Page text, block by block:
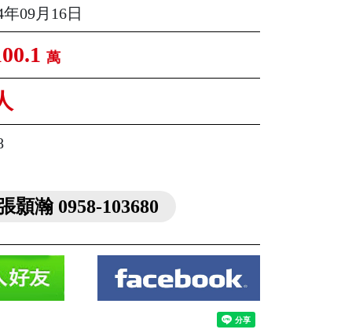
年09月16日
萬
顥瀚 0958-103680